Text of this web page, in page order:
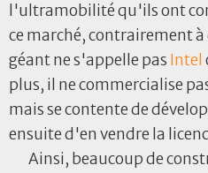
l'ultramobilité qu'ils ont
ce marché, contrairement
géant ne s'appelle pas Intel
plus, il ne commercialise
mais se contente de
ensuite d'en vendre la
Ainsi, beaucoup de